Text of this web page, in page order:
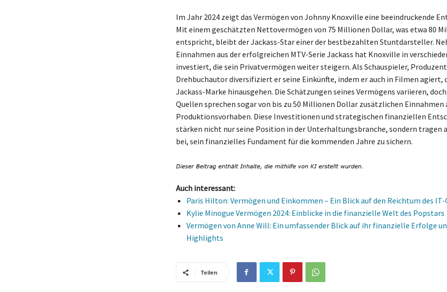
Im Jahr 2024 zeigt das Vermögen von Johnny Knoxville eine beeindruckende
Mit einem geschätzten Nettovermögen von 75 Millionen Dollar, was etwa 80
entspricht, bleibt der Jackass-Star einer der bestbezahlten Stuntdarsteller.
Einnahmen aus der erfolgreichen MTV-Serie Jackass hat Knoxville in
investiert, die sein Privatvermögen weiter steigern. Als Schauspieler,
Drehbuchautor diversifiziert er seine Einkünfte, indem er auch in Filmen agiert,
Jackass-Marke hinausgehen. Die Schätzungen seines Vermögens variieren,
Quellen sprechen sogar von bis zu 50 Millionen Dollar zusätzlichen Einnahmen
Produktionsvorhaben. Diese Investitionen und strategischen finanziellen
stärken nicht nur seine Position in der Unterhaltungsbranche, sondern tragen
bei, sein finanzielles Fundament für die kommenden Jahre zu sichern.
Auch interessant:
Paris Hilton: Vermögen und Einkommen – Ein Blick auf den Reichtum des IT-
Kylie Minogue Vermögen 2024: Einblicke in die finanzielle Welt des Popstars
Vermögen von Anne Will: Ein umfassender Blick auf ihr finanzielle Erfolge
Highlights
Teilen